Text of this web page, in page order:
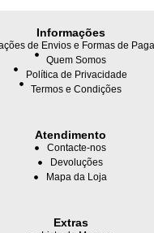
Informações
de Envios e Formas de
Quem Somos
Política de Privacidade
Termos e Condições
Atendimento
Contacte-nos
Devoluções
Mapa da Loja
Extras